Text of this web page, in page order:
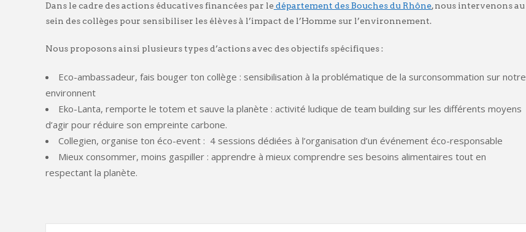
Dans le cadre des actions éducatives financées par ledépartement des Bouches du Rhône, nous intervenons au
sein des collèges pour sensibiliser les élèves à l’impact de l’Homme sur l’environnement.
Nous proposons ainsi plusieurs types d’actions avec des objectifs spécifiques :
Eco-ambassadeur, fais bouger ton collège : sensibilisation à la problématique de la surconsommation sur notre
environnent
Eko-Lanta, remporte le totem et sauve la planète : activité ludique de team building sur les différents moyens
d’agir pour réduire son empreinte carbone.
Collegien, organise ton éco-event : 4 sessions dédiées à l’organisation d’un événement éco-responsable
Mieux consommer, moins gaspiller : apprendre à mieux comprendre ses besoins alimentaires tout en
respectant la planète.